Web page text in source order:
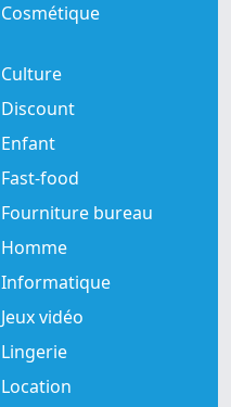
Cosmétique
Culture
Discount
Enfant
Fast-food
Fourniture bureau
Homme
Informatique
Jeux vidéo
Lingerie
Location